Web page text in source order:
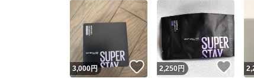
3,000円 いいね！
2,250円 い